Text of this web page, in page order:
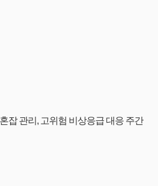
잡 관리, 고위험 비상응급 대응 주간